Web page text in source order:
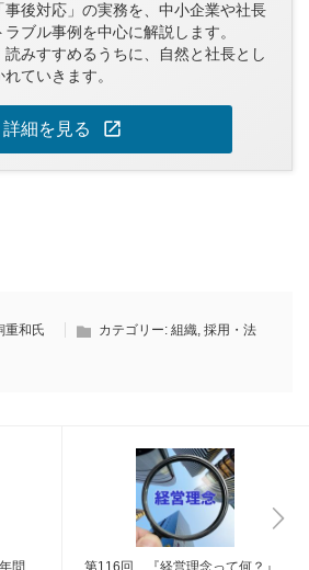
後対応」の実務を、中小企業や社長
ブル事例を中心に解説します。
みすすめるうちに、自然と社長とし
ていきます。
詳細を見る open_in_new
重和氏 カテゴリー: 組織, 採用・法